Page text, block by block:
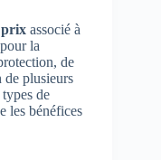
prix associé à
la
de
de plusieurs
de
les bénéfices